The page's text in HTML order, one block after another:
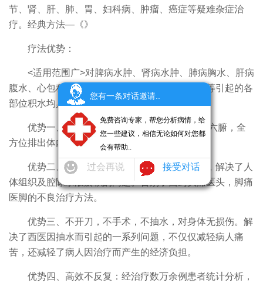
节、肾、肝、肺、胃、妇科病、肿瘤、癌症等疑难杂症治
疗。经典方法—《》
疗法优势：
<适用范围广>对脾病水肿、肾病水肿、肺病胸水、肝病
腹水、心包积液、关节腔积液以及糖尿病、肿瘤等引起的各
部位积水均具有独特的功效。
优势一、 疏通全身血液循环，整体调理五脏六腑，全
方位排出体内瘀积之水液。
优势二、标本兼治，从整体出发，辨证论治，解决了人
体组织及腔隙水液瘀积的问题。告别了西药头痛医头，脚痛
医脚的不良治疗方法。
优势三、不开刀，不手术，不抽水，对身体无损伤。解
决了西医因抽水而引起的一系列问题，不仅仅减轻病人痛
苦，还减轻了病人因治疗而产生的经济负担。
优势四、高效不反复：经治疗数万余例患者统计分析，
您有一条对话邀请..
免费咨询专家，帮您分析病情，给
您一些建议，相信无论如何对您都
会有帮助..
过会再说 接受对话